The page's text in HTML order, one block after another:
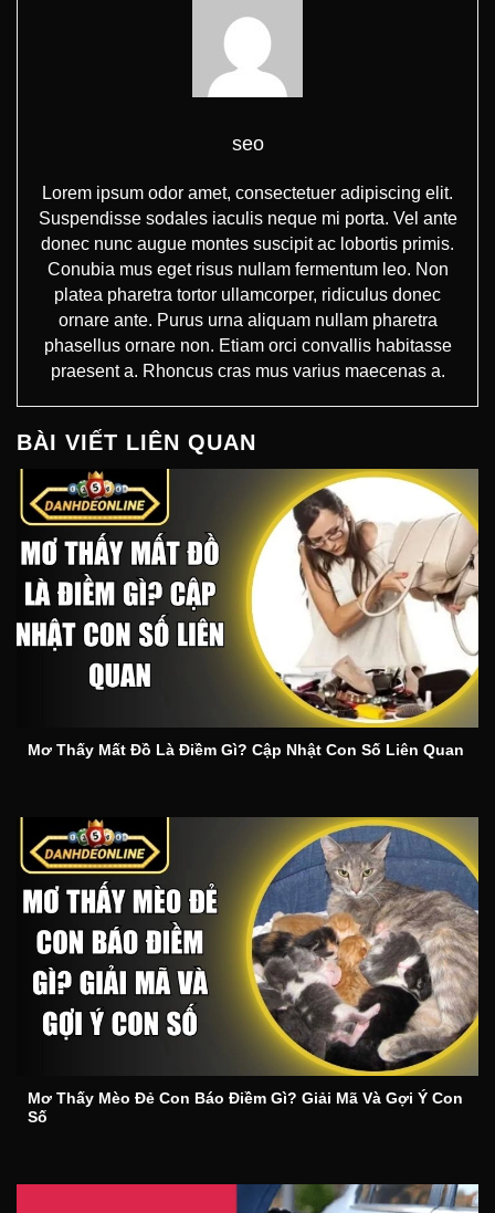
seo
Lorem ipsum odor amet, consectetuer adipiscing elit.
Suspendisse sodales iaculis neque mi porta. Vel ante
donec nunc augue montes suscipit ac lobortis primis.
Conubia mus eget risus nullam fermentum leo. Non
platea pharetra tortor ullamcorper, ridiculus donec
ornare ante. Purus urna aliquam nullam pharetra
phasellus ornare non. Etiam orci convallis habitasse
praesent a. Rhoncus cras mus varius maecenas a.
BÀI VIẾT LIÊN QUAN
Mơ Thấy Mất Đồ Là Điềm Gì? Cập Nhật Con Số Liên Quan
Mơ Thấy Mèo Đẻ Con Báo Điềm Gì? Giải Mã Và Gợi Ý Con
Số